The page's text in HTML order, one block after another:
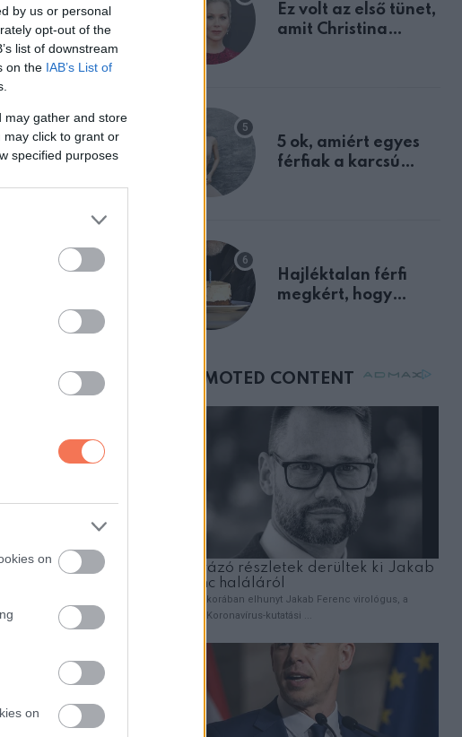
by us or personal
opt-out of the
list of downstream
on the IAB’s List of
may gather and store
may click to grant or
specified purposes
on
on
szól, ez a
például a rezsit, a
négyzetméter,
POSZT
tabletták
okozhatnak
Ez volt az első tünet,
amit Christina
5 ok, amiért egyes
férfiak a karcsú
Hajléktalan férfi
megkért, hogy
mellettem ült az első